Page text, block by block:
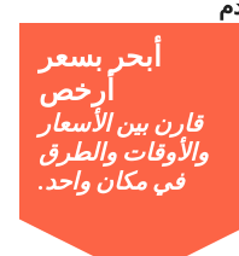
أبحر بسعر
أرخص
قارن بين الأسعار
والأوقات والطرق
في مكان واحد.